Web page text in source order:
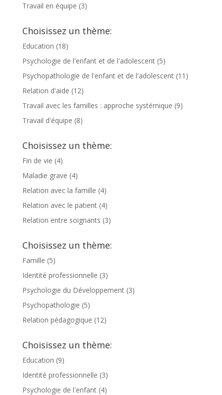
Travail en équipe (3)
Choisissez un thème:
Education (18)
Psychologie de l'enfant et de l'adolescent(5)
Psychopathologie de l'enfant et de l'adolescent(11)
Relation d'aide (12)
Travail avec les familles : approche systémique (9)
Travail d'équipe (8)
Choisissez un thème:
Fin de vie (4)
Maladie grave (4)
Relation avec la famille (4)
Relation avec le patient(4)
Relation entre soignants (3)
Choisissez un thème:
Famille (5)
Identité professionnelle (3)
Psychologie du Développement(3)
Psychopathologie (5)
Relation pédagogique (12)
Choisissez un thème:
Education (9)
Identité professionnelle (3)
Psychologie de l'enfant(4)